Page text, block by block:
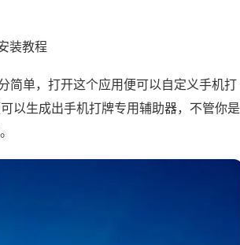
装教程
简单，打开这个应用便可以自定义手机打
以生成出手机打牌专用辅助器，不管你是